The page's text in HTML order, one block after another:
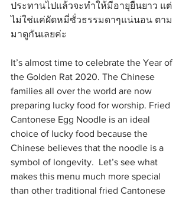
ประทานไปแล้วจะทำให้มีอายุยืนยาว แต่
ไม่ใช่แค่ผัดหมี่ซั่วธรรมดาๆแน่นอน ตาม
มาดูกันเลยค่ะ
It’s almost time to celebrate the Year of
the Golden Rat 2020. The Chinese
families all over the world are now
preparing lucky food for worship. Fried
Cantonese Egg Noodle is an ideal
choice of lucky food because the
Chinese believes that the noodle is a
symbol of longevity.  Let’s see what
makes this menu much more special
than other traditional fried Cantonese